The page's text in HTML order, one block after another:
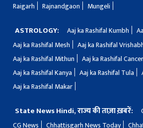
Raigarh
Rajnandgaon Mungeli
ASTROLOGY: Aaj ka Rashifal Kumbh
Aaj ka Rashifal Mesh
Aaj ka Rashifal
Aaj ka Rashifal Mithun
Aaj ka Rashifal Cancer
Aaj ka Rashifal Kanya
Aaj ka Rashifal Tula
Aaj ka Rashifal Makar
State News Hindi, राज्य की ताज़ा ख़बरें:
CG News
Chhattisgarh News Today